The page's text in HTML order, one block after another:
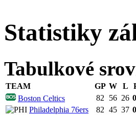
Statistiky
Tabulkové
TEAM GP W L
Boston Celtics
82 56 26
Philadelphia 76ers
82 45 37